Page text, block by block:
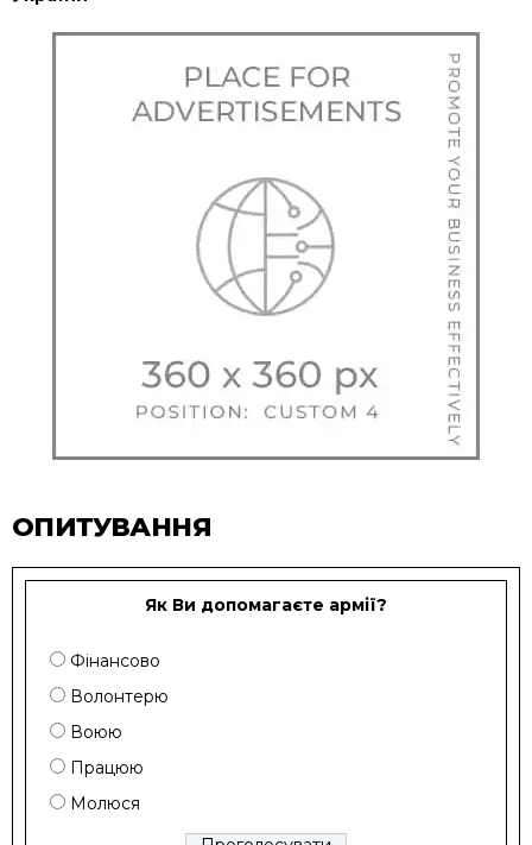
ОПИТУВАННЯ
Як Ви допомагаєте армії?
Фінансово
Волонтерю
Воюю
Працюю
Молюся